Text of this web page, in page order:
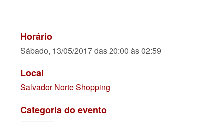
Horário
Sábado, 13/05/2017 das 20:00 às 02:59
Local
Salvador Norte Shopping
Categoria do evento